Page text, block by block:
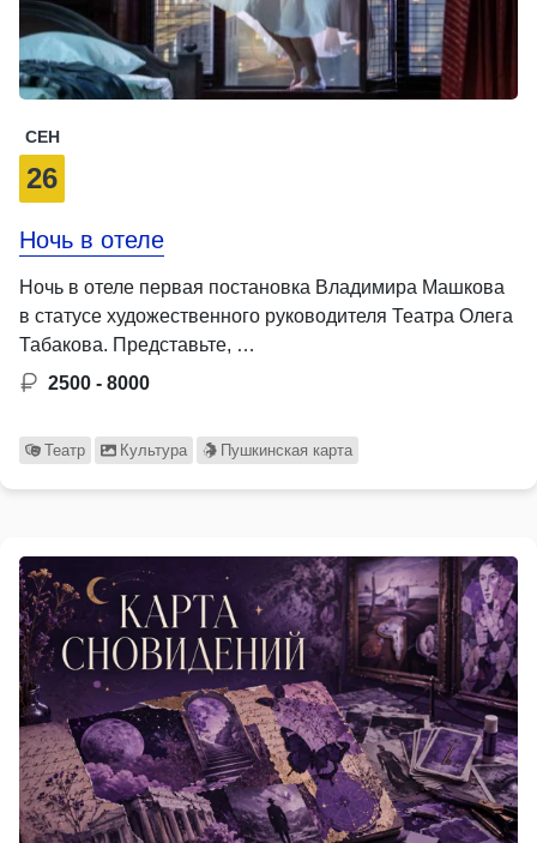
СЕН
26
Ночь в отеле
Ночь в отеле первая постановка Владимира Машкова
в статусе художественного руководителя Театра Олега
Табакова. Представьте, …
2500 - 8000
Театр Культура Пушкинская карта